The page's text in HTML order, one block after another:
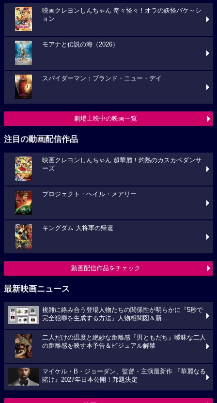
映画クレヨンしんちゃん 奇々怪々！オラの妖怪バケ～シ
ョン
モアナと伝説の海（2026）
スパイダーマン：ブランド・ニュー・デイ
劇場上映中の映画一覧
注目の動画配信作品
映画クレヨンしんちゃん 超華麗！灼熱のカスカベダンサ
ーズ
プロジェクト・ヘイル・メアリー
キングダム 大将軍の帰還
動画配信作品をチェック
最新映画ニュース
複雑に絡み合う登場人物たちの関係性が明らかに『5秒で
完全犯罪を生成する方法』人物相関図＆新...
二人だけの温度と絶妙な距離感『男ともだち』曖昧な二人
の距離感を映す本予告＆ビジュアル解禁
マイケル・B・ジョーダン、監督・主演最新作 『華麗なる
賭け』2027年日本公開！邦題決定